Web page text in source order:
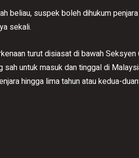
beliau, suspek boleh dihukum
sekali.
turut disiasat di bawah
untuk masuk dan tinggal di
hingga lima tahun atau kedua-